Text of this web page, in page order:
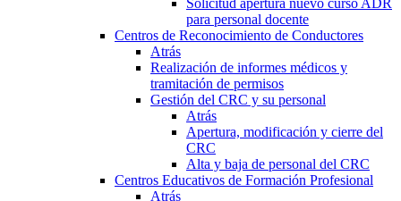
Solicitud apertura nuevo curso ADR
para personal docente
Centros de Reconocimiento de Conductores
Atrás
Realización de informes médicos y
tramitación de permisos
Gestión del CRC y su personal
Atrás
Apertura, modificación y cierre del
CRC
Alta y baja de personal del CRC
Centros Educativos de Formación Profesional
Atrás